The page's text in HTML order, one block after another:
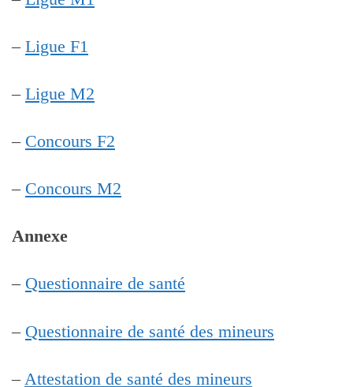
– Ligue F1
– Ligue M2
– Concours F2
– Concours M2
Annexe
– Questionnaire de santé
– Questionnaire de santé des mineurs
– Attestation de santé des mineurs